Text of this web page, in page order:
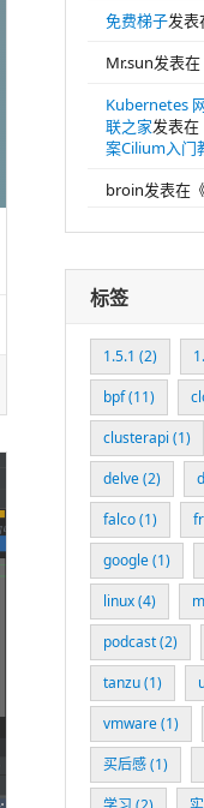
免费梯子发表
Mr.sun发表
Kubernetes
联之家发表在
案Cilium入门
broin发表在
标签
1.5.1 (2)
bpf(11)
clusterapi (1)
delve(2)
falco(1)
google(1)
linux(4)
podcast(2)
tanzu(1)
vmware(1)
买后感(1)